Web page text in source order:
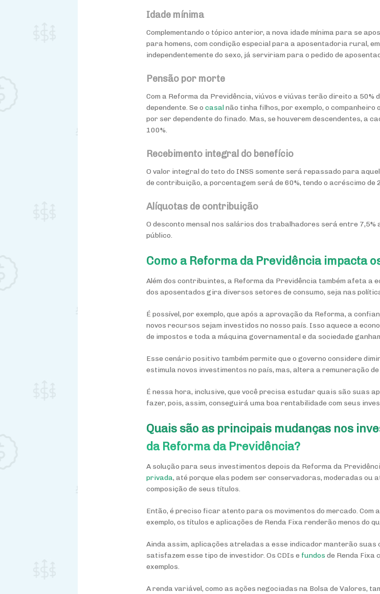
Idade mínima
Complementando o tópico anterior, a nova idade mínima para se
para homens, com condição especial para a aposentadoria rural,
independentemente do sexo, já serviriam para o pedido de
Pensão por morte
Com a Reforma da Previdência, viúvos e viúvas terão direito a 50%
dependente. Se ocasalnão tinha filhos, por exemplo, o companheiro
por ser dependente do finado. Mas, se houverem descendentes, a
100%.
Recebimento integral do benefício
O valor integral do teto do INSS somente será repassado para
de contribuição, a porcentagem será de 60%, tendo o acréscimo de
Alíquotas de contribuição
O desconto mensal nos salários dos trabalhadores será entre 7,5%
público.
Como a Reforma da Previdência impacta
Além dos contribuintes, a Reforma da Previdência também afeta a
dos aposentados gira diversos setores de consumo, seja nas
É possível, por exemplo, que após a aprovação da Reforma, a
novos recursos sejam investidos no nosso país. Isso aquece a
de impostos e toda a máquina governamental e da sociedade
Esse cenário positivo também permite que o governo considere
estimula novos investimentos no país, mas, altera a remuneração
É nessa hora, inclusive, que você precisa estudar quais são suas
fazer, pois, assim, conseguirá uma boa rentabilidade com seus
Quais são as principais mudanças nos
da Reforma da Previdência?
A solução para seus investimentos depois da Reforma da
privada, até porque elas podem ser conservadoras, moderadas ou
composição de seus títulos.
Então, é preciso ficar atento para os movimentos do mercado. Com
exemplo, os títulos e aplicações de Renda Fixa renderão menos do
Ainda assim, aplicações atreladas a esse indicador manterão
satisfazem esse tipo de investidor. Os CDIs e fundos de Renda Fixa
exemplos.
A renda variável, como as ações negociadas na Bolsa de Valores,